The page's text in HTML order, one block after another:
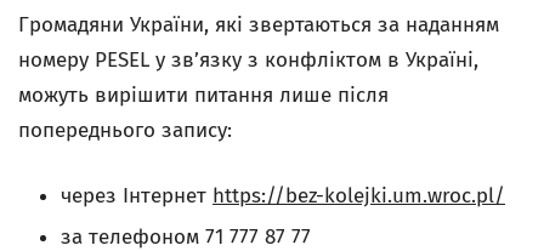
Громадяни України, які звертаються за наданням
номеру PESEL у зв’язку з конфліктом в Україні,
можуть вирішити питання лише після
попереднього запису:
через Інтернет https://bez-kolejki.um.wroc.pl/
за телефоном 71 777 87 77